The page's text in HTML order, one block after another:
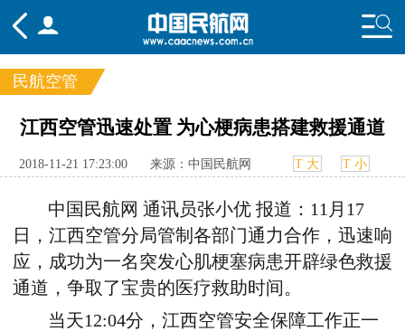
频道
国内 国际
行业
民航空管
江西空管迅速处置 为心梗病患搭建救援通道
2018-11-21 17:23:00 来源：中国民航网 T 大 T 小
中国民航网 通讯员张小优 报道：11月17
日，江西空管分局管制各部门通力合作，迅速响
应，成功为一名突发心肌梗塞病患开辟绿色救援
通道，争取了宝贵的医疗救助时间。
当天12:04分，江西空管安全保障工作正一